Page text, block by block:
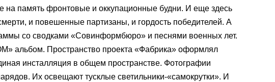
на память фронтовые и оккупационные будни. И еще здесь
и повешенные партизаны, и гордость победителей. А
со сводками «Совинформбюро» и песнями военных лет.
альбом. Пространство проекта «Фабрика» оформлял
инсталляция в общем пространстве. Фотографии
Их освещают тусклые светильники-«самокрутки». И